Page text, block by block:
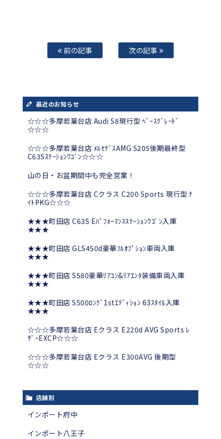
前の記事 次の記事
最近のお知らせ
☆☆☆多摩若葉台店 Audi S8現行型 ﾍﾞｰｽｸﾞﾚｰﾄﾞ
☆☆☆
☆☆☆多摩若葉台店 ﾒﾙｾﾃﾞｽAMG S205後期最終型
C63Sｽﾃｰｼｮﾝﾜｺﾞﾝ☆☆☆
山の日・お盆期間中も完全営業！
☆☆☆多摩若葉台店 Cクラス C200 Sports 現行型 ﾅ
ｲﾄPKG☆☆☆
★★★町田店 C63S Eﾊﾟﾌｫｰﾏﾝｽｽﾃｰｼｮﾝﾜｺﾞﾝ入庫
★★★
★★★町田店 GLS450d豪華ﾌﾙｵﾌﾟｼｮﾝ車両入庫
★★★
★★★町田店 S580豪華ﾘｱｺﾝ&ﾘｱｴﾝﾀ装備車両入庫
★★★
★★★町田店 S500ﾛﾝｸﾞ1stｴﾃﾞｨｼｮﾝ 63ｽﾀｲﾙ入庫
★★★
☆☆☆多摩若葉台店 Eクラス E220d AVG Sports ﾚ
ｻﾞｰEXCP☆☆☆
☆☆☆多摩若葉台店 Eクラス E300AVG 後期型
☆☆☆
店舗別
インポート府中
インポート八王子